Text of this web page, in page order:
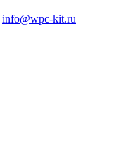
info@wpc-kit.ru